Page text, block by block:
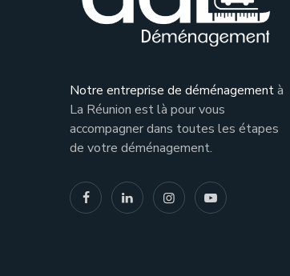
Notre entreprise de déménagementà
La Réunion est là pour vous
accompagner dans toutes les étapes
de votre déménagement.